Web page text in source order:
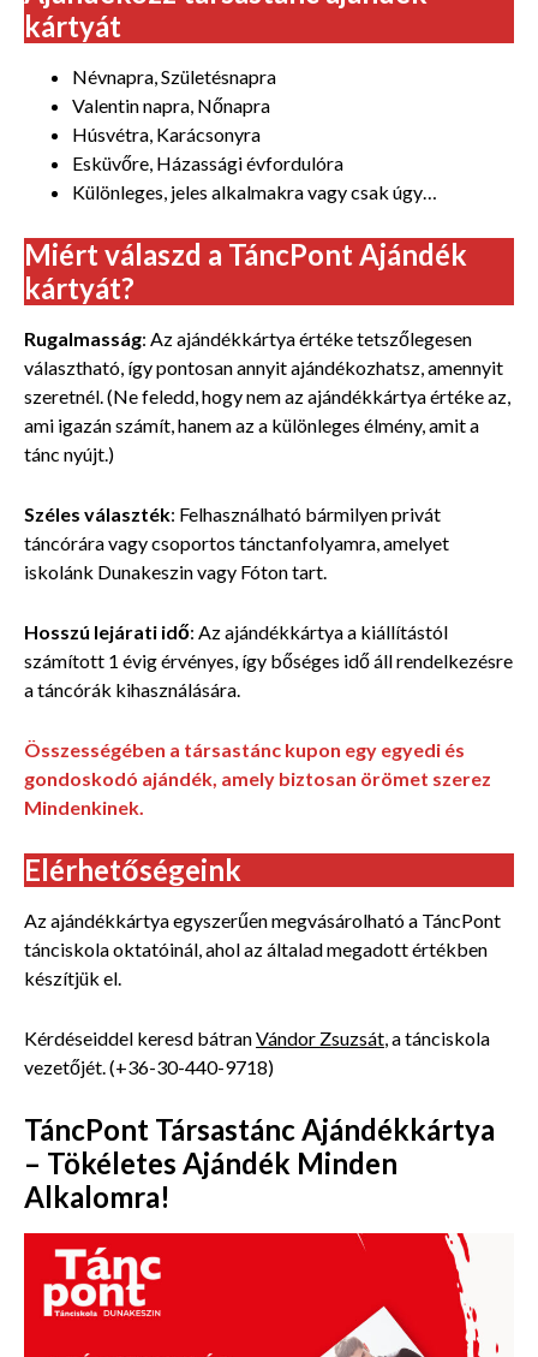
kártyát
Névnapra, Születésnapra
Valentin napra, Nőnapra
Húsvétra, Karácsonyra
Esküvőre, Házassági évfordulóra
Különleges, jeles alkalmakra vagy csak úgy…
Miért válaszd a TáncPont Ajándék
kártyát?
Rugalmasság: Az ajándékkártya értéke tetszőlegesen
választható, így pontosan annyit ajándékozhatsz, amennyit
szeretnél. (Ne feledd, hogy nem az ajándékkártya értéke az,
ami igazán számít, hanem az a különleges élmény, amit a
tánc nyújt.)
Széles választék: Felhasználható bármilyen privát
táncórára vagy csoportos tánctanfolyamra, amelyet
iskolánk Dunakeszin vagy Fóton tart.
Hosszú lejárati idő: Az ajándékkártya a kiállítástól
számított 1 évig érvényes, így bőséges idő áll rendelkezésre
a táncórák kihasználására.
Összességében a társastánc kupon egy egyedi és
gondoskodó ajándék, amely biztosan örömet szerez
Mindenkinek.
Elérhetőségeink
Az ajándékkártya egyszerűen megvásárolható a TáncPont
tánciskola oktatóinál, ahol az általad megadott értékben
készítjük el.
Kérdéseiddel keresd bátranVándor Zsuzsát, a tánciskola
vezetőjét. (+36-30-440-9718)
TáncPont Társastánc Ajándékkártya
– Tökéletes Ajándék Minden
Alkalomra!